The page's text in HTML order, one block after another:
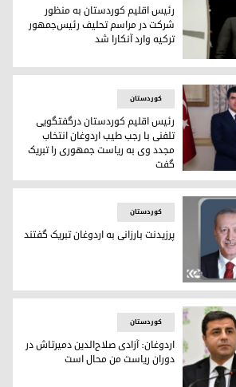
به منظور شرکت در مراسم تحلیف
رئیس اقلیم کوردستان به منظور
شرکت در مراسم تحلیف رئیس‌جمهور
ترکیه وارد آنکارا شد
درگفتگویی تلفنی با رجب طیب
کوردستان
رئیس اقلیم کوردستان درگفتگویی
تلفنی با رجب طیب اردوغان انتخاب
مجدد وی به ریاست جمهوری را تبریک
گفت
و رجب طیب اردوغان
کوردستان
پرزیدنت بارزانی به اردوغان تبریک گفتند
کوردستان
اردوغان: آزادی صلاح‌الدین دمیرتاش در
دوران ریاست من محال است